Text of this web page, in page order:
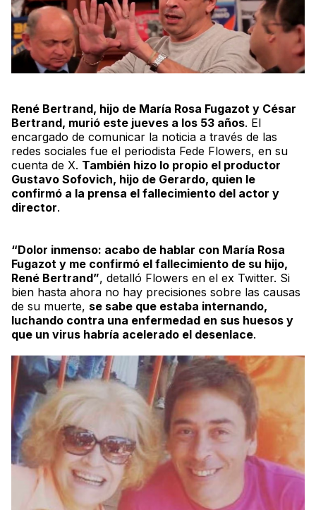
René Bertrand, hijo de María Rosa Fugazot y César
Bertrand, murió este jueves a los 53 años. El
encargado de comunicar la noticia a través de las
redes sociales fue el periodista Fede Flowers, en su
cuenta de X. También hizo lo propio el productor
Gustavo Sofovich, hijo de Gerardo, quien le
confirmó a la prensa el fallecimiento del actor y
director.
“Dolor inmenso: acabo de hablar con María Rosa
Fugazot y me confirmó el fallecimiento de su hijo,
René Bertrand”, detalló Flowers en el ex Twitter. Si
bien hasta ahora no hay precisiones sobre las causas
de su muerte, se sabe que estaba internando,
luchando contra una enfermedad en sus huesos y
que un virus habría acelerado el desenlace.